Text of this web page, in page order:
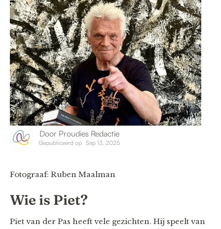
Door Proudies Redactie
Gepubliceerd op Sep 13, 2025
Fotograaf: Ruben Maalman
Wie is Piet?
Piet van der Pas heeft vele gezichten. Hij speelt van